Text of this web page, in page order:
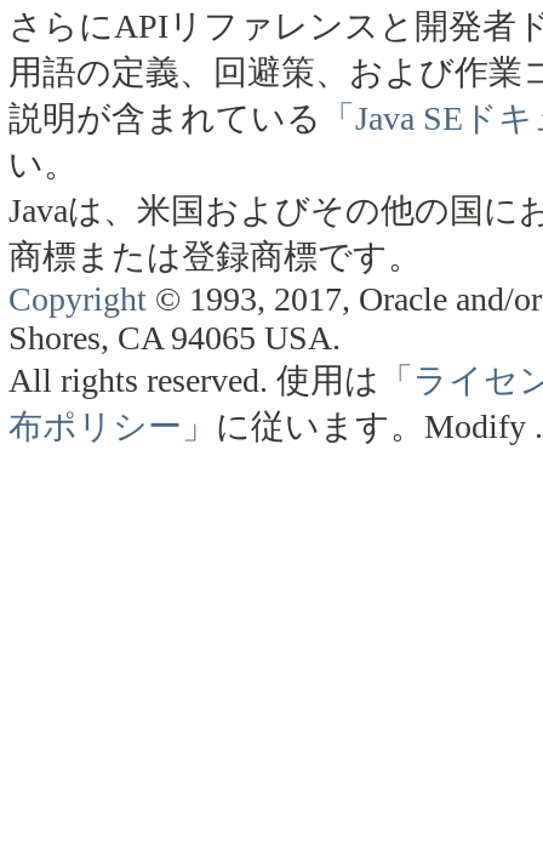
さらにAPIリファレンスと開発者
用語の定義、回避策、および作
説明が含まれている
「Java SEド
い。
Javaは、米国およびその他の国に
商標または登録商標です。
Copyright © 1993, 2017, Oracle and/
Shores, CA 94065 USA.
All rights reserved. 使用は 「ライセ
布ポリシー」 に従います。 Modify